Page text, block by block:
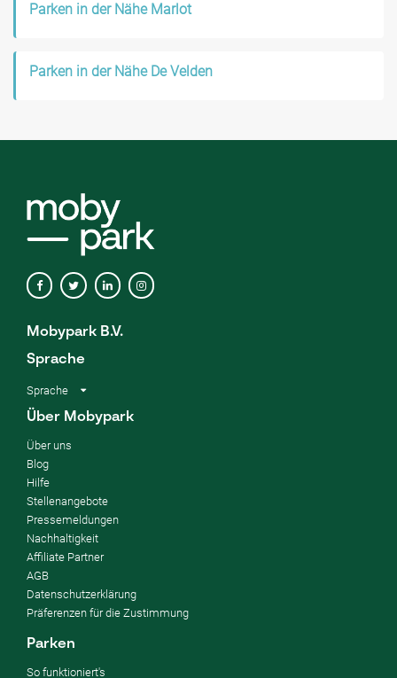
Parken in der Nähe Marlot
Parken in der Nähe De Velden
Mobypark B.V.
Sprache
Sprache
Über Mobypark
Über uns
Blog
Hilfe
Stellenangebote
Pressemeldungen
Nachhaltigkeit
Affiliate Partner
AGB
Datenschutzerklärung
Präferenzen für die Zustimmung
Parken
So funktioniert's